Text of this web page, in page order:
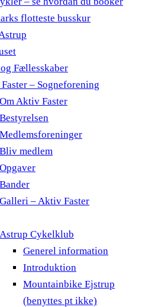
flotteste busskur
Fællesskaber
– Sogneforening
Om Aktiv Faster
Bestyrelsen
Medlemsforeninger
Bliv medlem
Opgaver
Bander
Galleri – Aktiv Faster
Astrup Cykelklub
Generel information
Introduktion
Mountainbike Ejstrup
(benyttes pt ikke)